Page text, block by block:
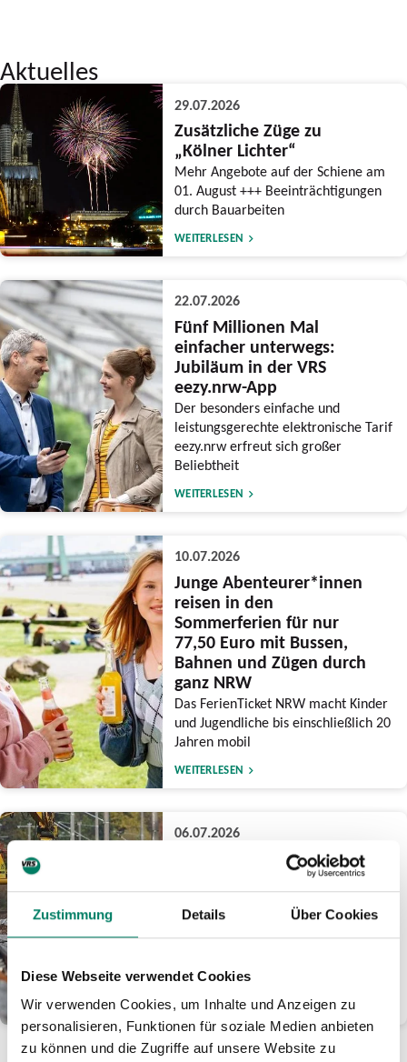
Zustimmung Details Über Cookies
Diese Webseite verwendet Cookies
Wir verwenden Cookies, um Inhalte und Anzeigen zu
personalisieren, Funktionen für soziale Medien anbieten
zu können und die Zugriffe auf unsere Website zu
Aktuelles
29.07.2026
Zusätzliche Züge zu
„Kölner Lichter“
Mehr Angebote auf der Schiene am
01. August +++ Beeinträchtigungen
durch Bauarbeiten
WEITERLESEN
22.07.2026
Fünf Millionen Mal
einfacher unterwegs:
Jubiläum in der VRS
eezy.nrw-App
Der besonders einfache und
leistungsgerechte elektronische Tarif
eezy.nrw erfreut sich großer
Beliebtheit
WEITERLESEN
10.07.2026
Junge Abenteurer*innen
reisen in den
Sommerferien für nur
77,50 Euro mit Bussen,
Bahnen und Zügen durch
ganz NRW
Das FerienTicket NRW macht Kinder
und Jugendliche bis einschließlich 20
Jahren mobil
WEITERLESEN
06.07.2026
Korridorsanierung:
go.Rheinland erwartet eine
planmäßige Umsetzung
Totalsperrung der rechten
Bauarbeiten von Juli bis Dezember
WEITERLESEN